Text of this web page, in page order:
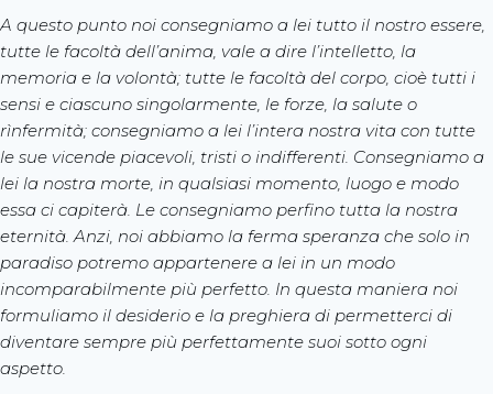
A questo punto noi consegniamo a lei tutto il nostro essere,
tutte le facoltà dell’anima, vale a dire l’intelletto, la
memoria e la volontà; tutte le facoltà del corpo, cioè tutti i
sensi e ciascuno singolarmente, le forze, la salute o
rìnfermità; consegniamo a lei l’intera nostra vita con tutte
le sue vicende piacevoli, tristi o indifferenti. Consegniamo a
lei la nostra morte, in qualsiasi momento, luogo e modo
essa ci capiterà. Le consegniamo perfino tutta la nostra
eternità. Anzi, noi abbiamo la ferma speranza che solo in
paradiso potremo appartenere a lei in un modo
incomparabilmente più perfetto. In questa maniera noi
formuliamo il desiderio e la preghiera di permetterci di
diventare sempre più perfettamente suoi sotto ogni
aspetto.